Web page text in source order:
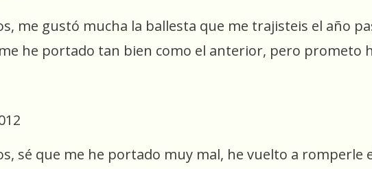
me gustó mucha la ballesta que me trajisteis el año
he portado tan bien como el anterior, pero prometo
sé que me he portado muy mal, he vuelto a romperle